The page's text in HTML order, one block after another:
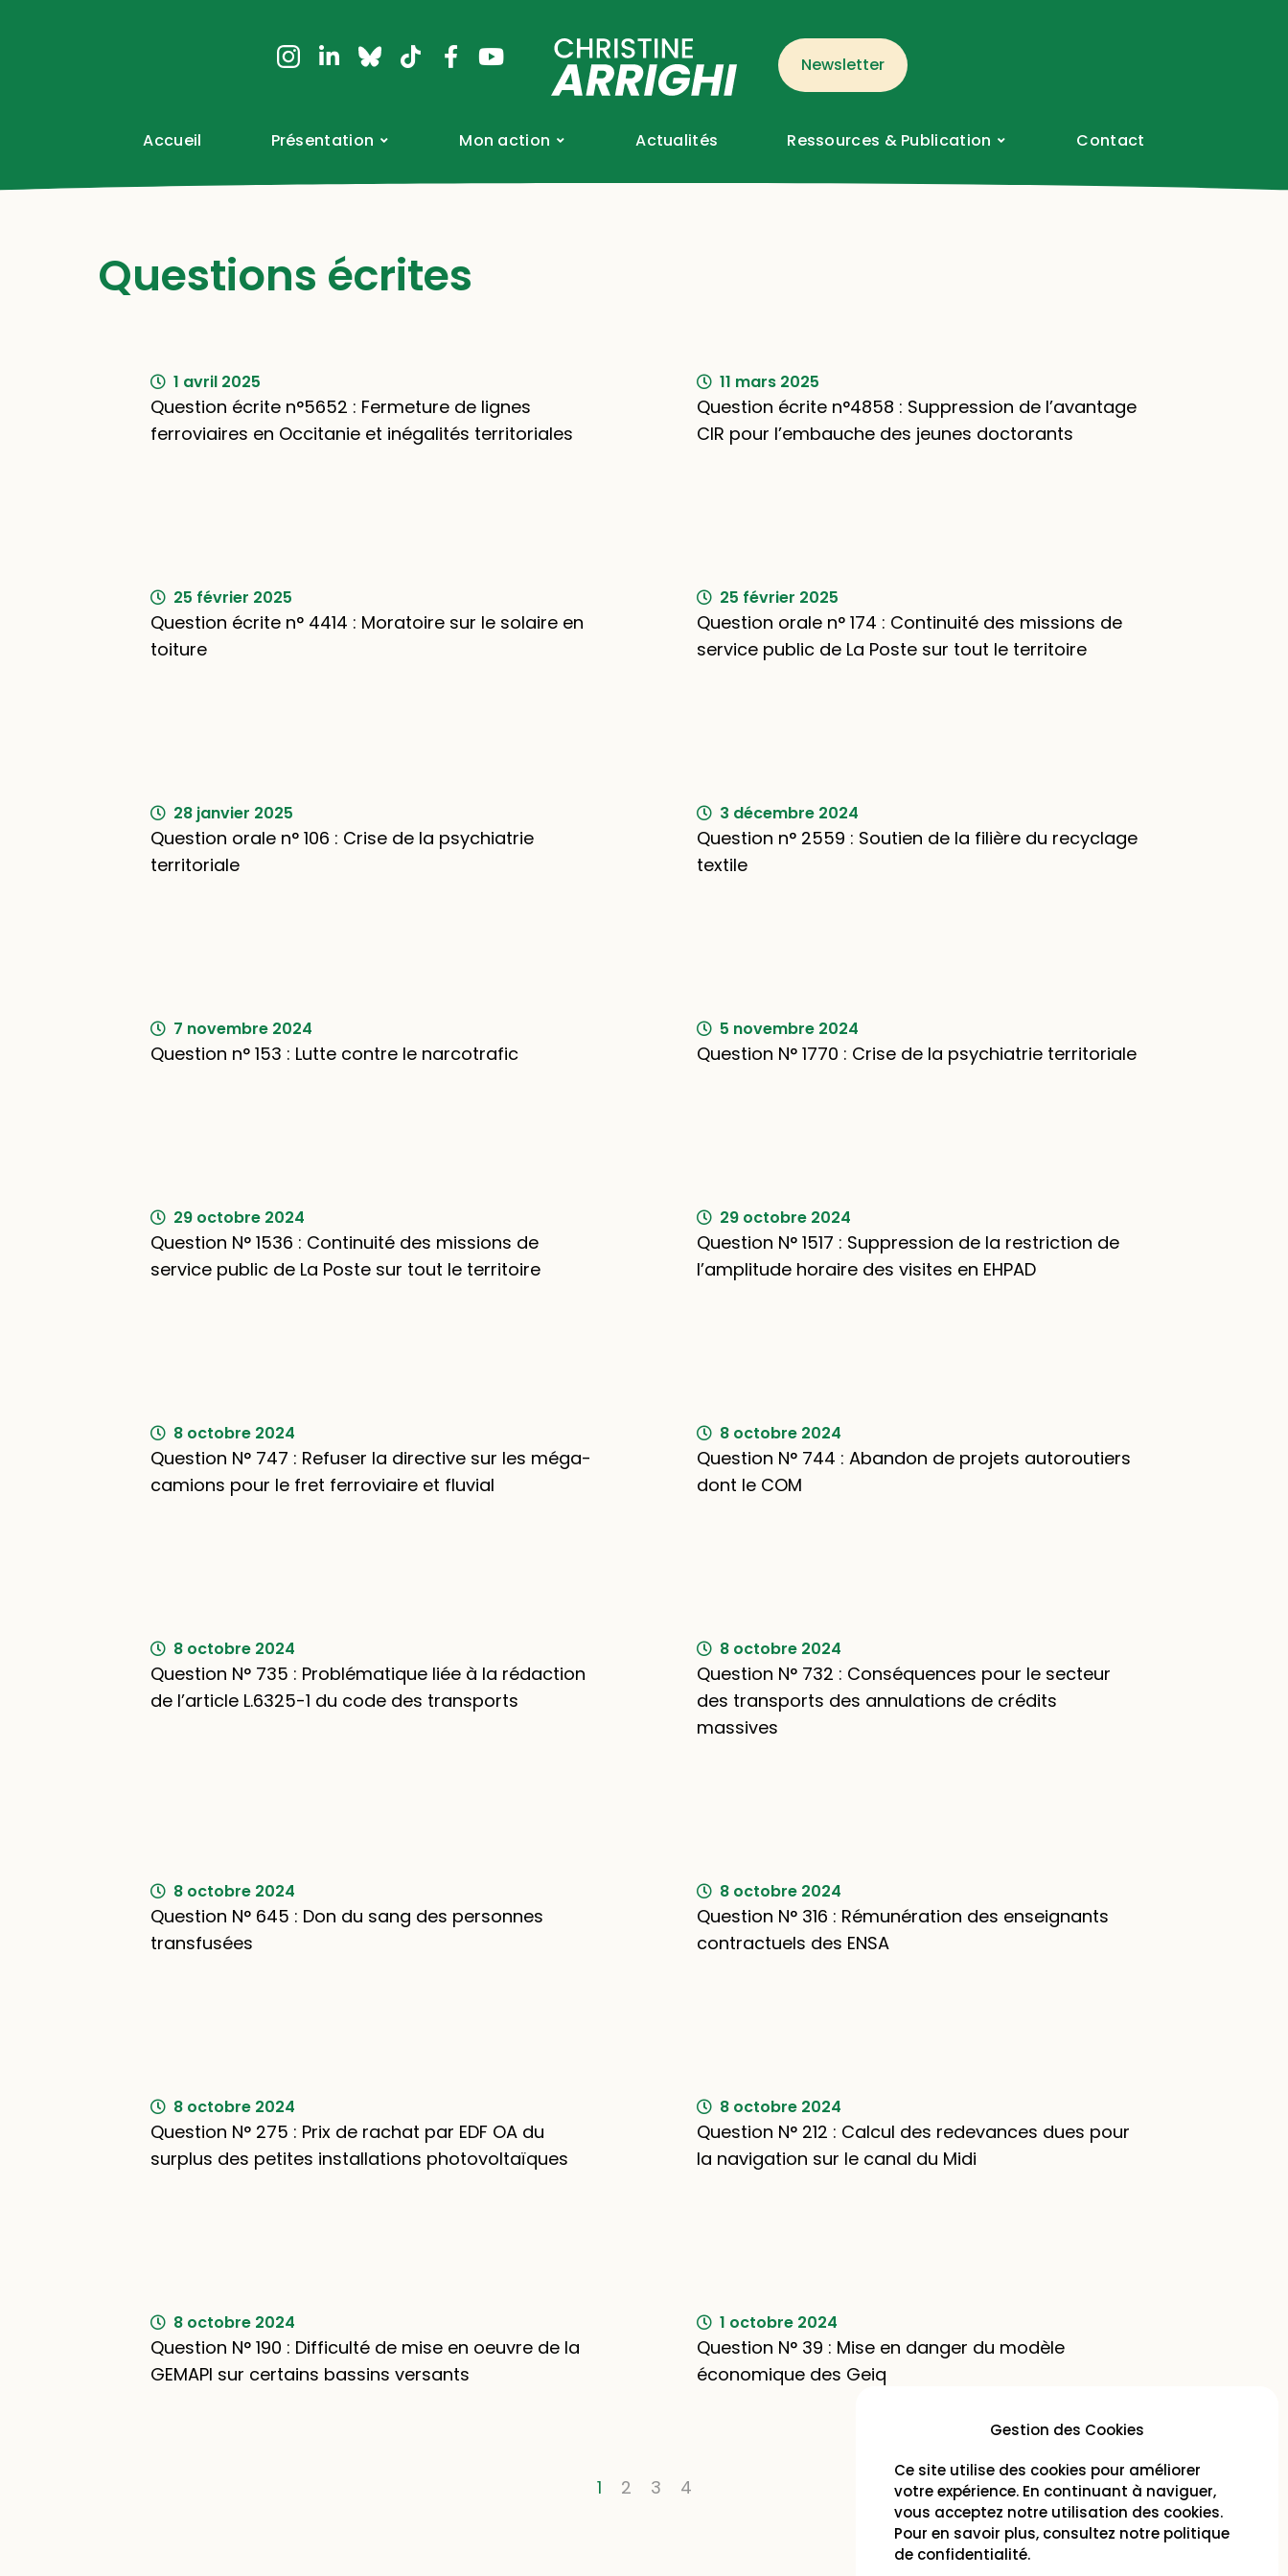
Gestion des Cookies
Ce site utilise des cookies pour améliorer
votre expérience. En continuant à naviguer,
vous acceptez notre utilisation des cookies.
Pour en savoir plus, consultez notre politique
de confidentialité.
Newsletter
Accueil Présentation Mon action Actualités Ressources & Publication Contact
Questions écrites
1 avril 2025
Question écrite n°5652 : Fermeture de lignes
ferroviaires en Occitanie et inégalités territoriales
11 mars 2025
Question écrite n°4858 : Suppression de l’avantage
CIR pour l’embauche des jeunes doctorants
25 février 2025
Question écrite n° 4414 : Moratoire sur le solaire en
toiture
25 février 2025
Question orale n° 174 : Continuité des missions de
service public de La Poste sur tout le territoire
28 janvier 2025
Question orale n° 106 : Crise de la psychiatrie
territoriale
3 décembre 2024
Question n° 2559 : Soutien de la filière du recyclage
textile
7 novembre 2024
Question n° 153 : Lutte contre le narcotrafic
5 novembre 2024
Question N° 1770 : Crise de la psychiatrie territoriale
29 octobre 2024
Question N° 1536 : Continuité des missions de
service public de La Poste sur tout le territoire
29 octobre 2024
Question N° 1517 : Suppression de la restriction de
l’amplitude horaire des visites en EHPAD
8 octobre 2024
Question N° 747 : Refuser la directive sur les méga-
camions pour le fret ferroviaire et fluvial
8 octobre 2024
Question N° 744 : Abandon de projets autoroutiers
dont le COM
8 octobre 2024
Question N° 735 : Problématique liée à la rédaction
de l’article L.6325-1 du code des transports
8 octobre 2024
Question N° 732 : Conséquences pour le secteur
des transports des annulations de crédits
massives
8 octobre 2024
Question N° 645 : Don du sang des personnes
transfusées
8 octobre 2024
Question N° 316 : Rémunération des enseignants
contractuels des ENSA
8 octobre 2024
Question N° 275 : Prix de rachat par EDF OA du
surplus des petites installations photovoltaïques
8 octobre 2024
Question N° 212 : Calcul des redevances dues pour
la navigation sur le canal du Midi
8 octobre 2024
Question N° 190 : Difficulté de mise en oeuvre de la
GEMAPI sur certains bassins versants
1 octobre 2024
Question N° 39 : Mise en danger du modèle
économique des Geiq
1 2 3 4